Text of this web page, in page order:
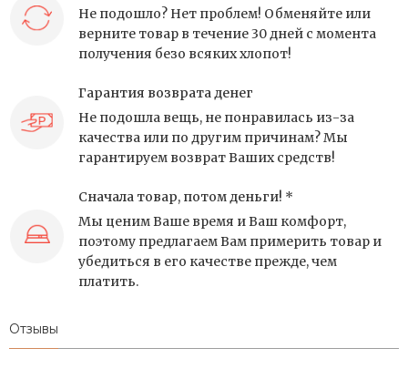
Не подошло? Нет проблем! Обменяйте или
верните товар в течение 30 дней с момента
получения безо всяких хлопот!
Гарантия возврата денег
Не подошла вещь, не понравилась из-за
качества или по другим причинам? Мы
гарантируем возврат Ваших средств!
Сначала товар, потом деньги! *
Мы ценим Ваше время и Ваш комфорт,
поэтому предлагаем Вам примерить товар и
убедиться в его качестве прежде, чем
платить.
Отзывы